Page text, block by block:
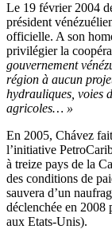
Le 19 février 2004
président
officielle. A son
privilégier la
gouvernement
région à aucun
hydrauliques, voies
agricoles… »
En 2005, Chávez
l’initiative
à treize pays de la
des conditions de
sauvera d’un
déclenchée en 2008
aux Etats-Unis).